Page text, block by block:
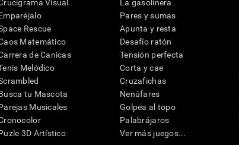
Visual
Rescue
Matemático
de Canicas
Melódico
tu Mascota
Musicales
3D Artístico
La gasolinera
Pares y sumas
Apunta y resta
Desafío ratón
Tensión perfecta
Corta y cae
Cruzafichas
Nenúfares
Golpea al topo
Palabrájaros
Ver más juegos...